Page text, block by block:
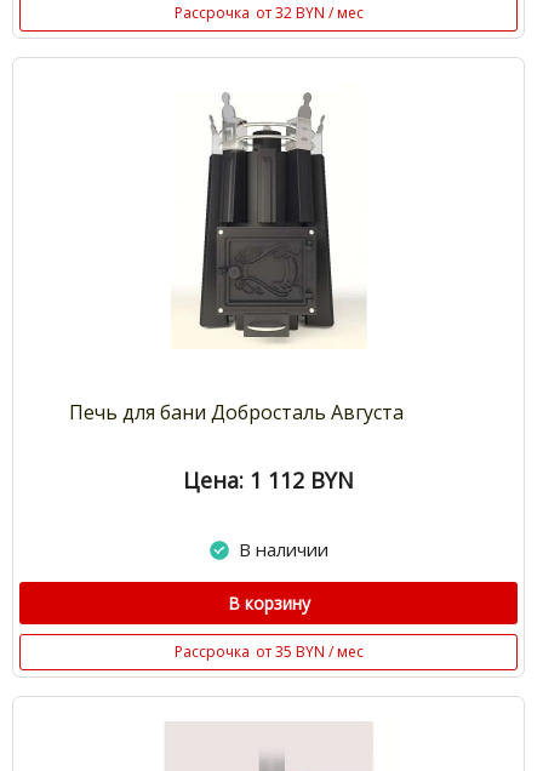
Рассрочка от 32 BYN / мес
Печь для бани Добросталь Августа
Цена: 1 112 BYN
В наличии
В корзину
Рассрочка от 35 BYN / мес